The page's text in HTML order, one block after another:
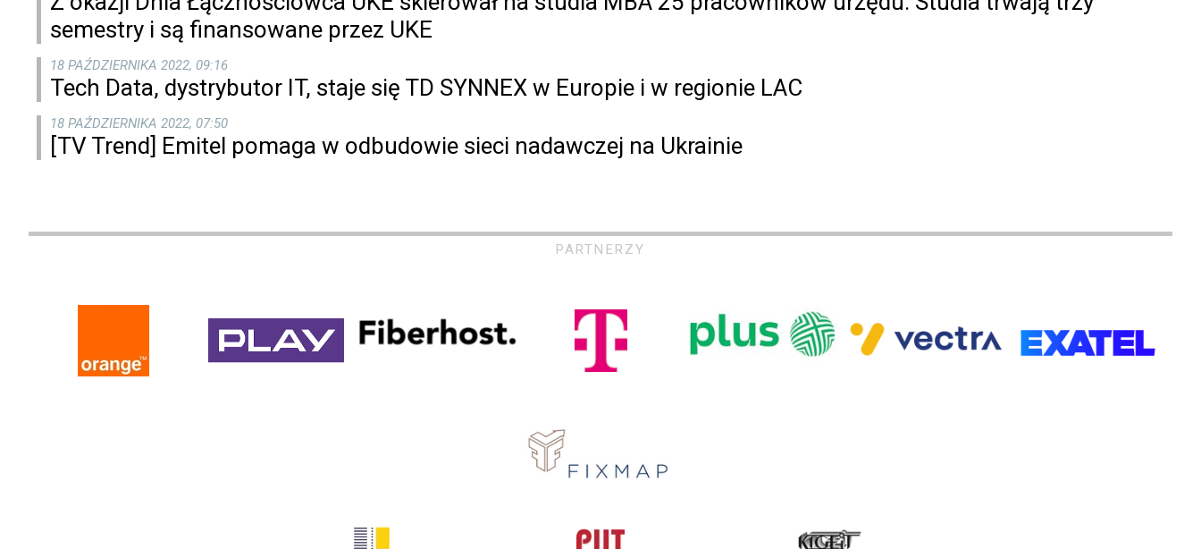
semestry i są finansowane przez UKE
18 PAŹDZIERNIKA 2022, 09:16
Tech Data, dystrybutor IT, staje się TD SYNNEX w Europie i w regionie LAC
18 PAŹDZIERNIKA 2022, 07:50
[TV Trend] Emitel pomaga w odbudowie sieci nadawczej na Ukrainie
PARTNERZY